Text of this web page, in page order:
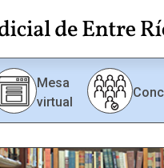
Mesa
virtual